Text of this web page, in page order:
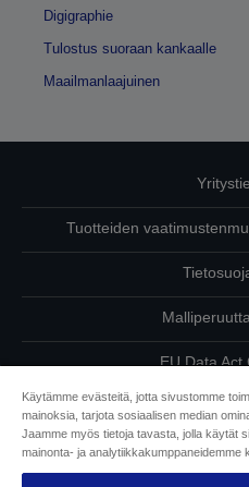
Digigraphie
Tulostus suoraan kankaalle
Maailmanlaajuinen
Tuotteiden
EU Data Act
Ota meihin
Tietoa
Käytämme evästeitä, jotta sivustomme
mainoksia, tarjota sosiaalisen median
Jaamme myös tietoja tavasta, jolla käytät
mainonta- ja analytiikkakumppaneidemme